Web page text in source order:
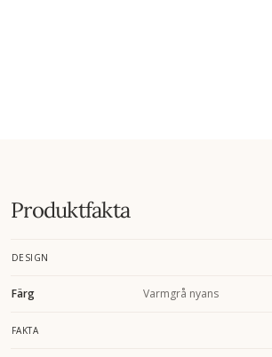
Produktfakta
DESIGN
Färg Varmgrå nyans
FAKTA